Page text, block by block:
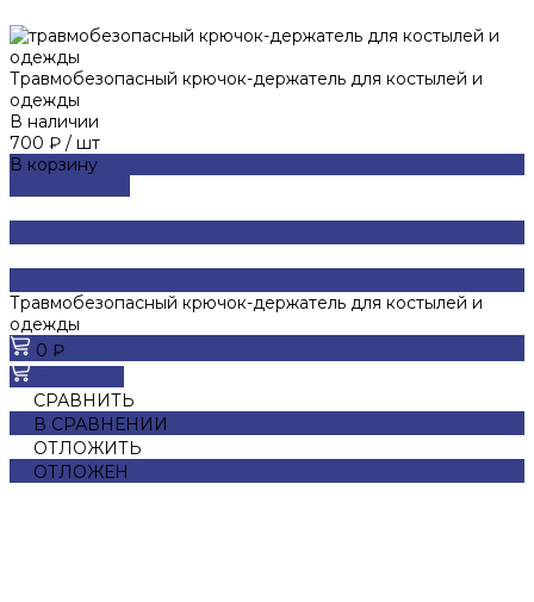
Травмобезопасный крючок-держатель для костылей и
одежды
В наличии
700 ₽ / шт
В корзину
Травмобезопасный крючок-держатель для костылей и
одежды
0 ₽
СРАВНИТЬ
В СРАВНЕНИИ
ОТЛОЖИТЬ
ОТЛОЖЕН